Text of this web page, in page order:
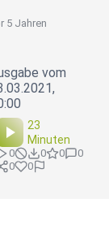
5 Jahren
vom
23
Minuten
0 0 0
0
0
0